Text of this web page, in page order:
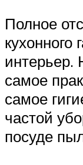
Полное
кухонного
интерьер.
самое
самое
частой
посуде